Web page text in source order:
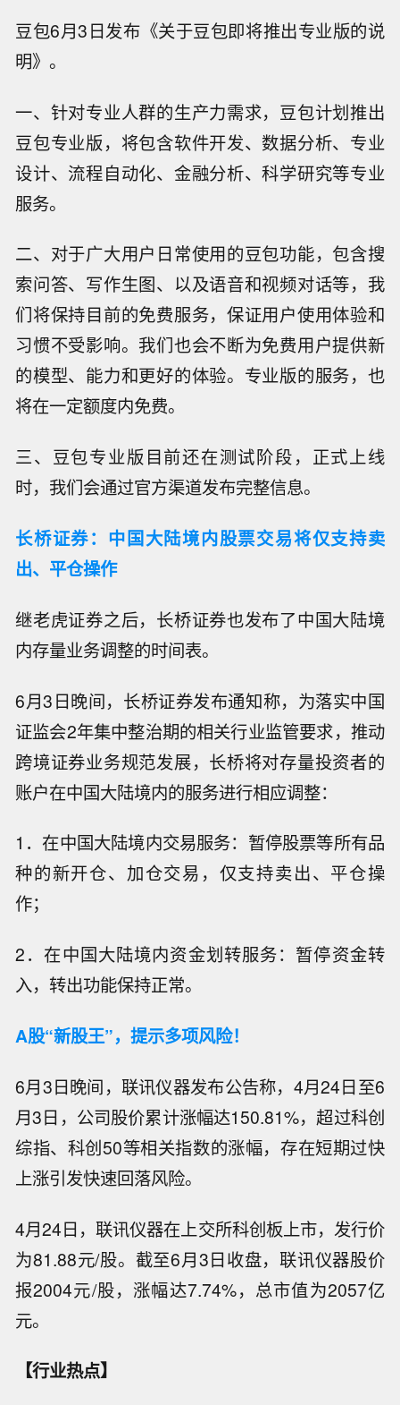
豆包6月3日发布《关于豆包即将推出专业版的说
明》。
一、针对专业人群的生产力需求，豆包计划推出
豆包专业版，将包含软件开发、数据分析、专业
设计、流程自动化、金融分析、科学研究等专业
服务。
二、对于广大用户日常使用的豆包功能，包含搜
索问答、写作生图、以及语音和视频对话等，我
们将保持目前的免费服务，保证用户使用体验和
习惯不受影响。我们也会不断为免费用户提供新
的模型、能力和更好的体验。专业版的服务，也
将在一定额度内免费。
三、豆包专业版目前还在测试阶段，正式上线
时，我们会通过官方渠道发布完整信息。
长桥证券：中国大陆境内股票交易将仅支持卖
出、平仓操作
继老虎证券之后，长桥证券也发布了中国大陆境
内存量业务调整的时间表。
6月3日晚间，长桥证券发布通知称，为落实中国
证监会2年集中整治期的相关行业监管要求，推动
跨境证券业务规范发展，长桥将对存量投资者的
账户在中国大陆境内的服务进行相应调整：
1．在中国大陆境内交易服务：暂停股票等所有品
种的新开仓、加仓交易，仅支持卖出、平仓操
作；
2．在中国大陆境内资金划转服务：暂停资金转
入，转出功能保持正常。
A股“新股王”，提示多项风险！
6月3日晚间，联讯仪器发布公告称，4月24日至6
月3日，公司股价累计涨幅达150.81%，超过科创
综指、科创50等相关指数的涨幅，存在短期过快
上涨引发快速回落风险。
4月24日，联讯仪器在上交所科创板上市，发行价
为81.88元/股。截至6月3日收盘，联讯仪器股价
报2004元/股，涨幅达7.74%，总市值为2057亿
元。
【行业热点】